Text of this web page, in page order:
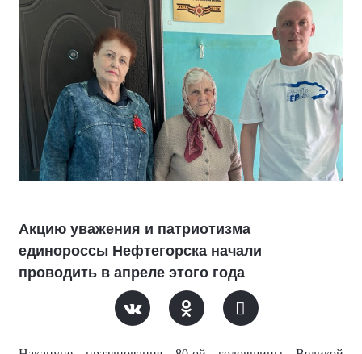
Акцию уважения и патриотизма
единороссы Нефтегорска начали
проводить в апреле этого года